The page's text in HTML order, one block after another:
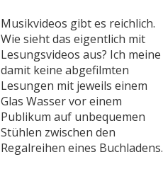
Musikvideos gibt es reichlich.
Wie sieht das eigentlich mit
Lesungsvideos aus? Ich meine
damit keine abgefilmten
Lesungen mit jeweils einem
Glas Wasser vor einem
Publikum auf unbequemen
Stühlen zwischen den
Regalreihen eines Buchladens.